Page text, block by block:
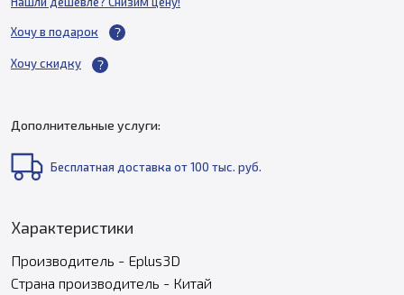
Хочу в подарок
Хочу скидку
Дополнительные услуги:
Бесплатная доставка от 100 тыс. руб.
Характеристики
Производитель - Eplus3D
Страна производитель - Китай